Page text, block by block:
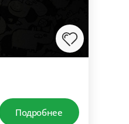
Подробнее